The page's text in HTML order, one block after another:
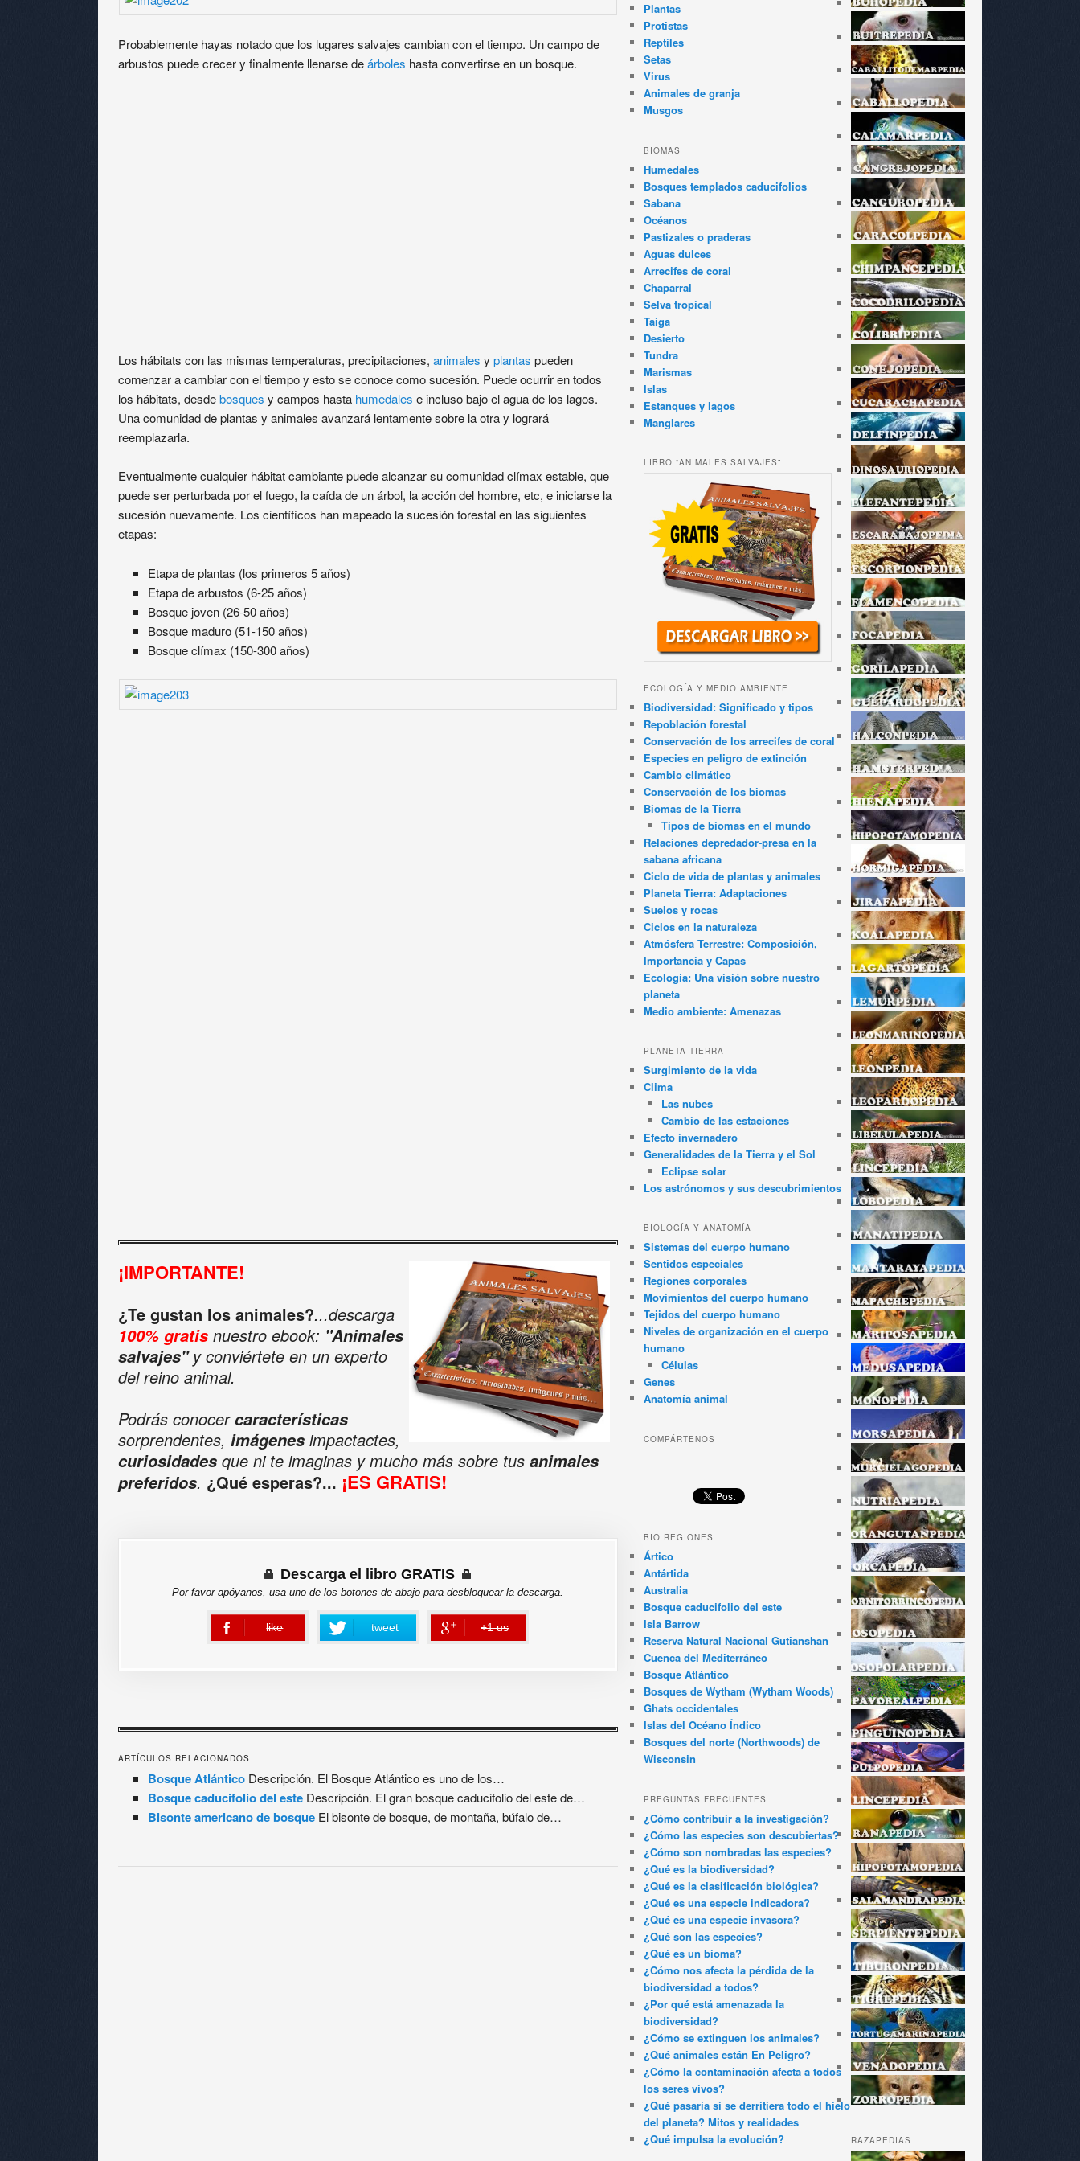
Probablemente hayas notado que los lugares salvajes cambian con el tiempo. Un campo de
arbustos puede crecer y finalmente llenarse deárboles hasta convertirse en un bosque.
Los hábitats con las mismas temperaturas, precipitaciones, animales y plantas pueden
comenzar a cambiar con el tiempo y esto se conoce como sucesión. Puede ocurrir en todos
los hábitats, desdebosques y campos hasta humedales e incluso bajo el agua de los lagos.
Una comunidad de plantas y animales avanzará lentamente sobre la otra y logrará
reemplazarla.
Eventualmente cualquier hábitat cambiante puede alcanzar su comunidad clímax estable, que
puede ser perturbada por el fuego, la caída de un árbol, la acción del hombre, etc, e iniciarse la
sucesión nuevamente. Los científicos han mapeado la sucesión forestal en las siguientes
etapas:
Etapa de plantas (los primeros 5 años)
Etapa de arbustos (6-25 años)
Bosque joven (26-50 años)
Bosque maduro (51-150 años)
Bosque clímax (150-300 años)
¡IMPORTANTE!
¿Te gustan los animales?...descarga
100% gratisnuestro ebook: "Animales
salvajes"y conviértete en un experto
del reino animal.
Podrás conocercaracterísticas
sorprendentes, imágenesimpactactes,
curiosidadesque ni te imaginas y mucho más sobre tus animales
preferidos. ¿Qué esperas?... ¡ES GRATIS!
Descarga el libro GRATIS
Por favor apóyanos, usa uno de los botones de abajo para desbloquear la descarga.
like
error tweet +1 us
error
ARTÍCULOS RELACIONADOS
Bosque Atlántico Descripción. El Bosque Atlántico es uno de los…
Bosque caducifolio del este Descripción. El gran bosque caducifolio del este de…
Bisonte americano de bosque El bisonte de bosque, de montaña, búfalo de…
RAZAPEDIAS
Plantas
Protistas
Reptiles
Setas
Virus
Animales de granja
Musgos
BIOMAS
Humedales
Bosques templados caducifolios
Sabana
Océanos
Pastizales o praderas
Aguas dulces
Arrecifes de coral
Chaparral
Selva tropical
Taiga
Desierto
Tundra
Marismas
Islas
Estanques y lagos
Manglares
LIBRO “ANIMALES SALVAJES”
ECOLOGÍA Y MEDIO AMBIENTE
Biodiversidad: Significado y tipos
Repoblación forestal
Conservación de los arrecifes de coral
Especies en peligro de extinción
Cambio climático
Conservación de los biomas
Biomas de la Tierra
Tipos de biomas en el mundo
Relaciones depredador-presa en la
sabana africana
Ciclo de vida de plantas y animales
Planeta Tierra: Adaptaciones
Suelos y rocas
Ciclos en la naturaleza
Atmósfera Terrestre: Composición,
Importancia y Capas
Ecología: Una visión sobre nuestro
planeta
Medio ambiente: Amenazas
PLANETA TIERRA
Surgimiento de la vida
Clima
Las nubes
Cambio de las estaciones
Efecto invernadero
Generalidades de la Tierra y el Sol
Eclipse solar
Los astrónomos y sus descubrimientos
BIOLOGÍA Y ANATOMÍA
Sistemas del cuerpo humano
Sentidos especiales
Regiones corporales
Movimientos del cuerpo humano
Tejidos del cuerpo humano
Niveles de organización en el cuerpo
humano
Células
Genes
Anatomía animal
COMPÁRTENOS
BIO REGIONES
Ártico
Antártida
Australia
Bosque caducifolio del este
Isla Barrow
Reserva Natural Nacional Gutianshan
Cuenca del Mediterráneo
Bosque Atlántico
Bosques de Wytham (Wytham Woods)
Ghats occidentales
Islas del Océano Índico
Bosques del norte (Northwoods) de
Wisconsin
PREGUNTAS FRECUENTES
¿Cómo contribuir a la investigación?
¿Cómo las especies son descubiertas?
¿Cómo son nombradas las especies?
¿Qué es la biodiversidad?
¿Qué es la clasificación biológica?
¿Qué es una especie indicadora?
¿Qué es una especie invasora?
¿Qué son las especies?
¿Qué es un bioma?
¿Cómo nos afecta la pérdida de la
biodiversidad a todos?
¿Por qué está amenazada la
biodiversidad?
¿Cómo se extinguen los animales?
¿Qué animales están En Peligro?
¿Cómo la contaminación afecta a todos
los seres vivos?
¿Qué pasaría si se derritiera todo el hielo
del planeta? Mitos y realidades
¿Qué impulsa la evolución?